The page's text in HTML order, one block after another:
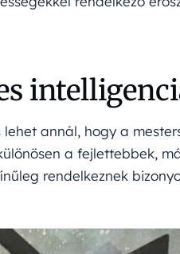
annál, hogy a
a fejlettebbek,
rendelkeznek